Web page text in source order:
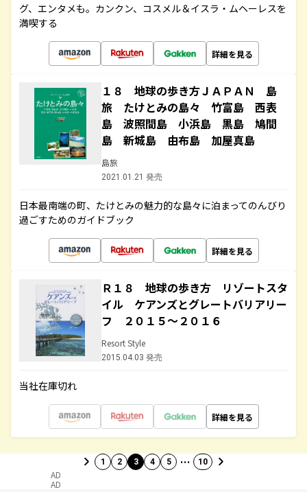
グ、エンタメも。カンクン、コスメル＆イスラ・ムヘーレスを
満喫する
詳細を見る
１８ 地球の歩き方ＪＡＰＡＮ 島
旅 たけとみの島々 竹富島 西表
島 波照間島 小浜島 黒島 鳩間
島 新城島 由布島 加屋真島
島旅
2021.01.21 発売
日本最南端の町、たけとみの魅力的な島々に泊まってのんびり
過ごすためのガイドブック
詳細を見る
Ｒ１８ 地球の歩き方 リゾートスタ
イル ケアンズとグレートバリアリー
フ ２０１５～２０１６
Resort Style
2015.04.03 発売
当社在庫切れ
詳細を見る
1 2 3 4 5 … 10
AD
AD